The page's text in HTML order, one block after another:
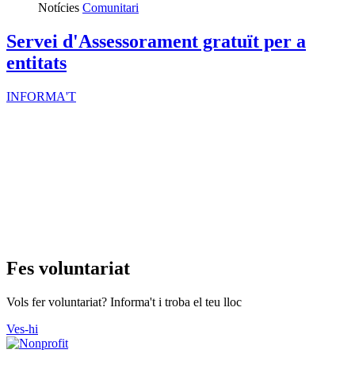
Notícies Comunitari
Servei d'Assessorament gratuït per a
entitats
INFORMA'T
Fes voluntariat
Vols fer voluntariat? Informa't i troba el teu lloc
Ves-hi